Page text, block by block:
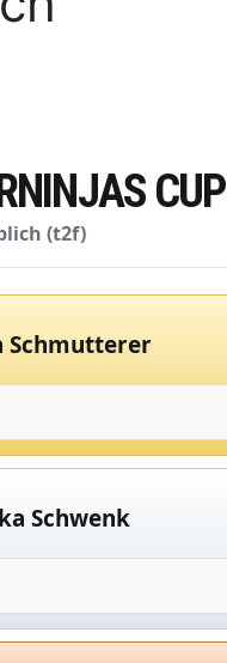
CUP
(t2f)
Schmutterer
Schwenk